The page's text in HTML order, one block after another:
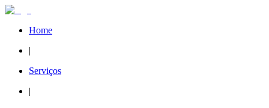
Home
|
Serviços
|